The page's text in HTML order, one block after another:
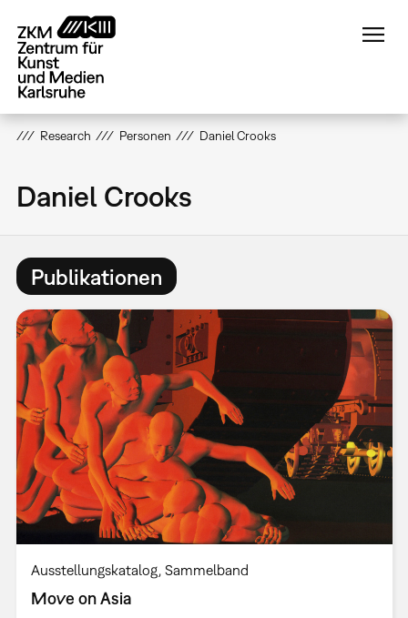
zum
Inhalt
Research Personen Daniel Crooks
Daniel Crooks
Publikationen
Ausstellungskatalog Sammelband
Move on Asia